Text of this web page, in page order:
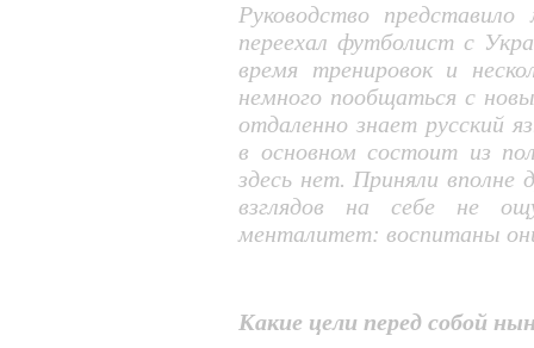
Руководство
переехал футболист с
время тренировок и
немного пообщаться с
отдаленно знает русский
в основном состоит из
здесь нет. Приняли
взглядов на себе не
менталитет: воспитаны
Какие цели перед собой